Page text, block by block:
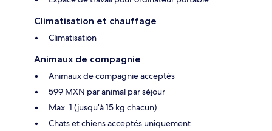
Climatisation et chauffage
Climatisation
Animaux de compagnie
Animaux de compagnie acceptés
599 MXN par animal par séjour
Max. 1 (jusqu’à 15 kg chacun)
Chats et chiens acceptés uniquement